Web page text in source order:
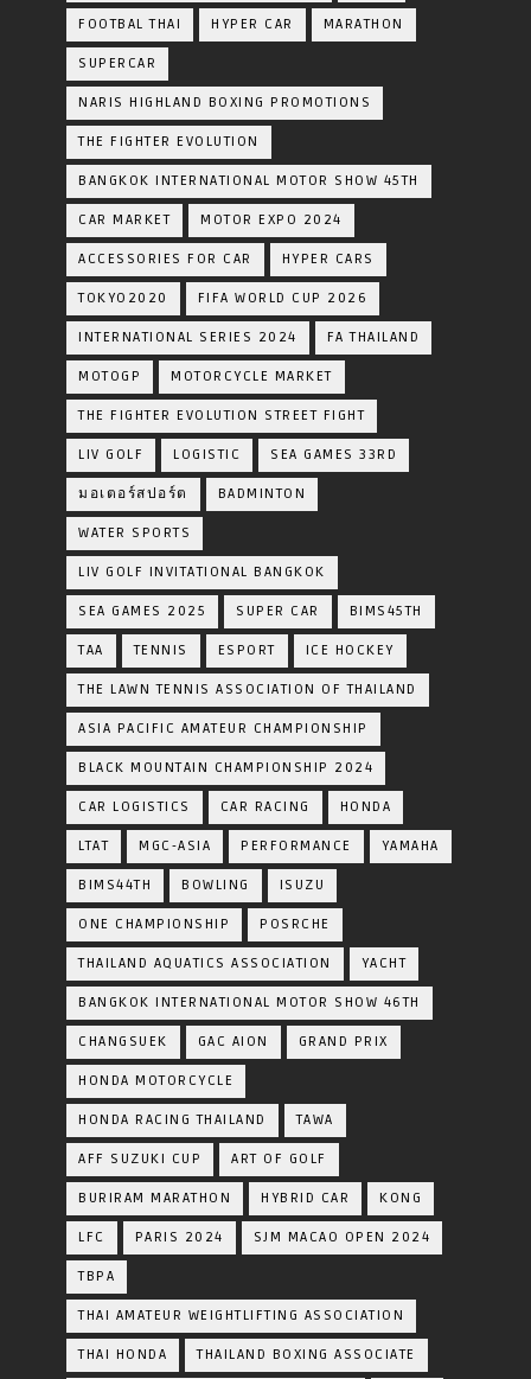
FOOTBAL THAI HYPER CAR MARATHON
SUPERCAR
NARIS HIGHLAND BOXING PROMOTIONS
THE FIGHTER EVOLUTION
BANGKOK INTERNATIONAL MOTOR SHOW 45TH
CAR MARKET MOTOR EXPO 2024
ACCESSORIES FOR CAR HYPER CARS
TOKYO2020 FIFA WORLD CUP 2026
INTERNATIONAL SERIES 2024 FA THAILAND
MOTOGP MOTORCYCLE MARKET
THE FIGHTER EVOLUTION STREET FIGHT
LIV GOLF LOGISTIC SEA GAMES 33RD
มอเตอร์สปอร์ต BADMINTON
WATER SPORTS
LIV GOLF INVITATIONAL BANGKOK
SEA GAMES 2025 SUPER CAR BIMS45TH
TAA TENNIS ESPORT ICE HOCKEY
THE LAWN TENNIS ASSOCIATION OF THAILAND
ASIA PACIFIC AMATEUR CHAMPIONSHIP
BLACK MOUNTAIN CHAMPIONSHIP 2024
CAR LOGISTICS CAR RACING HONDA
LTAT MGC-ASIA PERFORMANCE YAMAHA
BIMS44TH BOWLING ISUZU
ONE CHAMPIONSHIP POSRCHE
THAILAND AQUATICS ASSOCIATION YACHT
BANGKOK INTERNATIONAL MOTOR SHOW 46TH
CHANGSUEK GAC AION GRAND PRIX
HONDA MOTORCYCLE
HONDA RACING THAILAND TAWA
AFF SUZUKI CUP ART OF GOLF
BURIRAM MARATHON HYBRID CAR KONG
LFC PARIS 2024 SJM MACAO OPEN 2024
TBPA
THAI AMATEUR WEIGHTLIFTING ASSOCIATION
THAI HONDA THAILAND BOXING ASSOCIATE